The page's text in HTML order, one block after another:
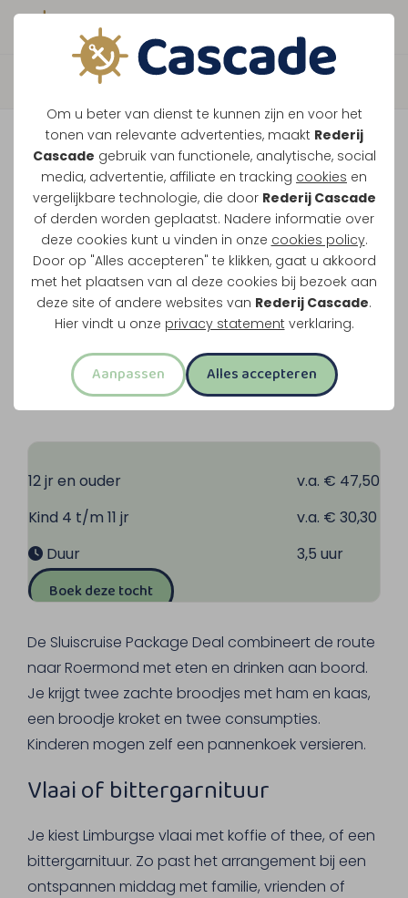
Om u beter van dienst te kunnen zijn en voor het
tonen van relevante advertenties, maakt Rederij
Cascade gebruik van functionele, analytische, social
media, advertentie, affiliate en tracking cookies en
vergelijkbare technologie, die door Rederij Cascade
of derden worden geplaatst. Nadere informatie over
deze cookies kunt u vinden in onze cookies policy.
Door op "Alles accepteren" te klikken, gaat u akkoord
met het plaatsen van al deze cookies bij bezoek aan
deze site of andere websites van Rederij Cascade.
Hier vindt u onze privacy statement verklaring.
Aanpassen Alles accepteren
Boek direct je vaart
Terug
Sluiscruise Package Deal
Vaar door sluis Linne naar de Zuidplas en
Oolderhuuske, met lunch, gebak of bittergarnituur
en drankjes aan boord.
Lunch en drankjes inbegrepen
Drieënhalf uur uur varen
Door de sluis en langs Zuidplas en
Oolderhuuske
Pannenkoek voor kinderen
12 jr en ouder
v.a. € 47,50
Kind 4 t/m 11 jr
v.a. € 30,30
Duur
3,5 uur
Boek deze tocht
De Sluiscruise Package Deal combineert de route
naar Roermond met eten en drinken aan boord.
Je krijgt twee zachte broodjes met ham en kaas,
een broodje kroket en twee consumpties.
Kinderen mogen zelf een pannenkoek versieren.
Vlaai of bittergarnituur
Je kiest Limburgse vlaai met koffie of thee, of een
bittergarnituur. Zo past het arrangement bij een
ontspannen middag met familie, vrienden of